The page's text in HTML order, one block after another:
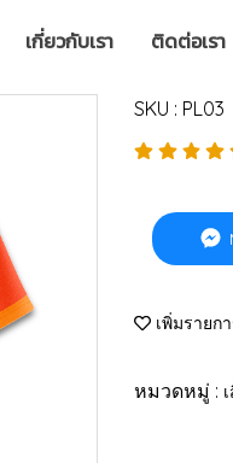
เกี่ยวกับเรา ติดต่อเรา
SKU : PL03
เพิ่มรายก
หมวดหมู่ :